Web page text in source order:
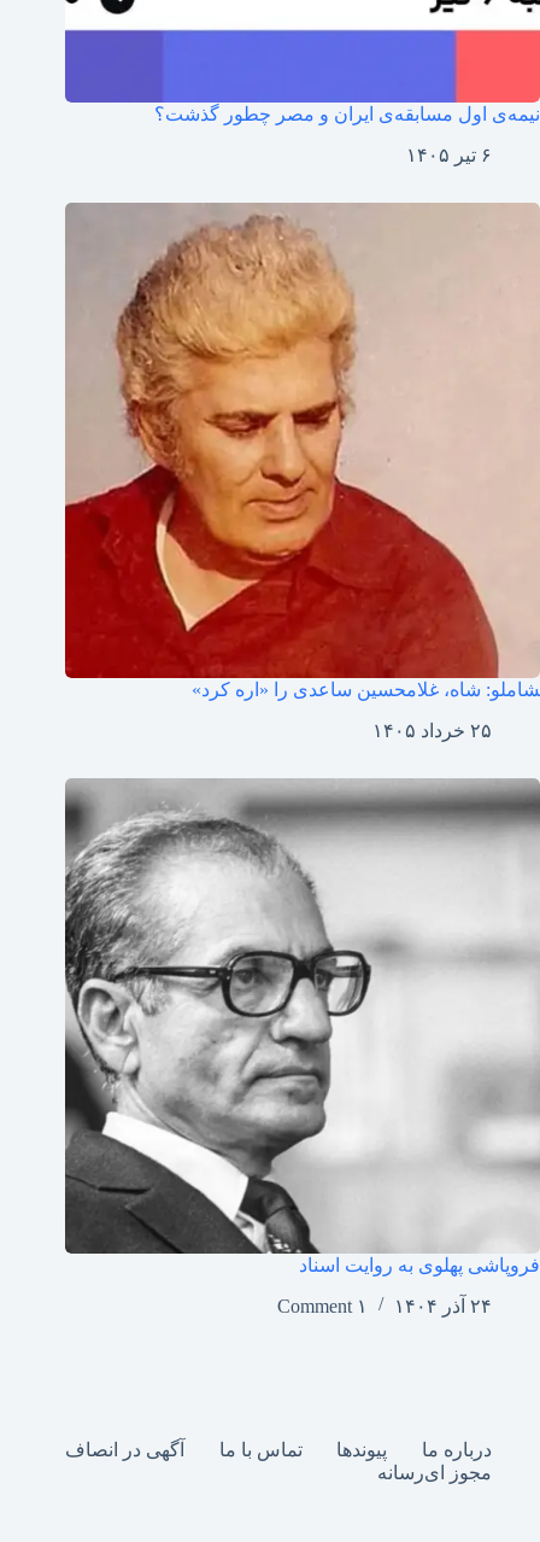
نیمه‌ی اول مسابقه‌ی ایران و مصر چطور گذشت؟
۶ تیر ۱۴۰۵
‍شاملو: شاه، غلامحسین ساعدی را «اره کرد»
۲۵ خرداد ۱۴۰۵
فروپاشی پهلوی به روایت اسناد
۲۴ آذر ۱۴۰۴
۱ Comment
درباره ما پیوندها تماس با ما
آگهی در انصاف
مجوز ای‌رسانه